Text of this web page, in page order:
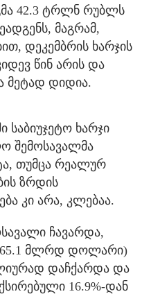
42.3 ტრლნ რუბლს
მაგრამ,
დეკემბრის ხარჯის
წინ არის და
მეტად დიდია.
საბიუჯეტო ხარჯი
შემოსავალმა
თუმცა რეალურ
ზრდის
კი არა, კლებაა.
ჩავარდა,
მლრდ დოლარი)
დაჩქარდა და
16.9%-დან